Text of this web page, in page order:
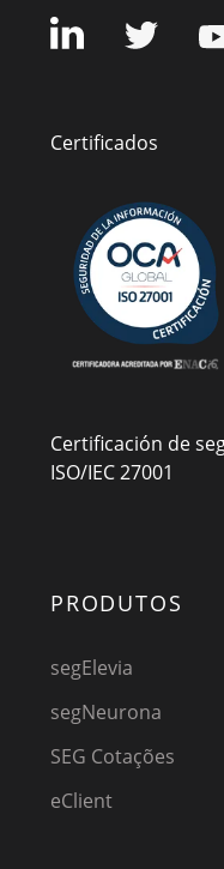
Certificados
Certificación de
ISO/IEC 27001
PRODUTOS
segElevia
segNeurona
SEG Cotações
eClient